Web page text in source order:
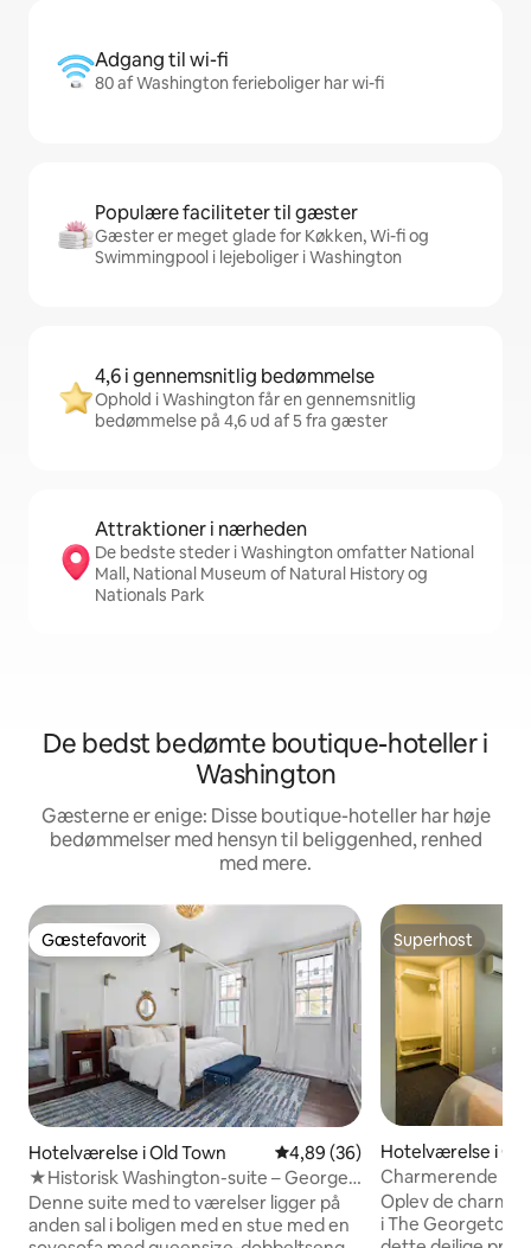
Adgang til wi-fi
80 af Washington ferieboliger har wi-fi
Populære faciliteter til gæster
Gæster er meget glade for Køkken, Wi-fi og
Swimmingpool i lejeboliger i Washington
4,6 i gennemsnitlig bedømmelse
Ophold i Washington får en gennemsnitlig
bedømmelse på 4,6 ud af 5 fra gæster
Attraktioner i nærheden
De bedste steder i Washington omfatter National
Mall, National Museum of Natural History og
Nationals Park
De bedst bedømte boutique-hoteller i
Washington
Gæsterne er enige: Disse boutique-hoteller har høje
bedømmelser med hensyn til beliggenhed, renhed
med mere.
Gæstefavorit
Gæstefavorit
Hotelværelse i Old Town 4,89 ud af 5 i gennemsnitlig
4,89 (36)
★Historisk Washington-suite – George
of Old Town★
Denne suite med to værelser ligger på
anden sal i boligen med en stue med en
Superhost
Superhost
Hotelværelse i
Charmerende
kanalen! Lock3
Oplev de
i The